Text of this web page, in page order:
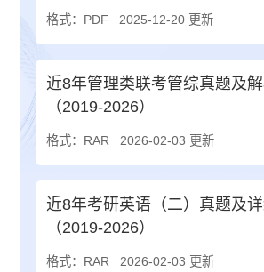
格式：PDF 2025-12-20 更新
近8年管理类联考管综真题及
（2019-2026）
格式：RAR 2026-02-03 更新
近8年考研英语（二）真题及
（2019-2026）
格式：RAR 2026-02-03 更新